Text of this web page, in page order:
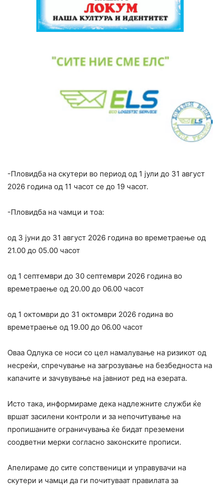
-Пловидба на скутери во период од 1 јули до 31 август
2026 година од 11 часот се до 19 часот.
-Пловидба на чамци и тоа:
од 3 јуни до 31 август 2026 година во времетраење од
21.00 до 05.00 часот
од 1 септември до 30 септември 2026 година во
времетраење од 20.00 до 06.00 часот
од 1 октомври до 31 октомври 2026 година во
времетраење од 19.00 до 06.00 часот
Оваа Одлука се носи со цел намалување на ризикот од
несреќи, спречување на загрозување на безбедноста на
капачите и зачувување на јавниот ред на езерата.
Исто така, информираме дека надлежните служби ќе
вршат засилени контроли и за непочитување на
пропишаните ограничувања ќе бидат преземени
соодветни мерки согласно законските прописи.
Апелираме до сите сопственици и управувачи на
скутери и чамци да ги почитуваат правилата за